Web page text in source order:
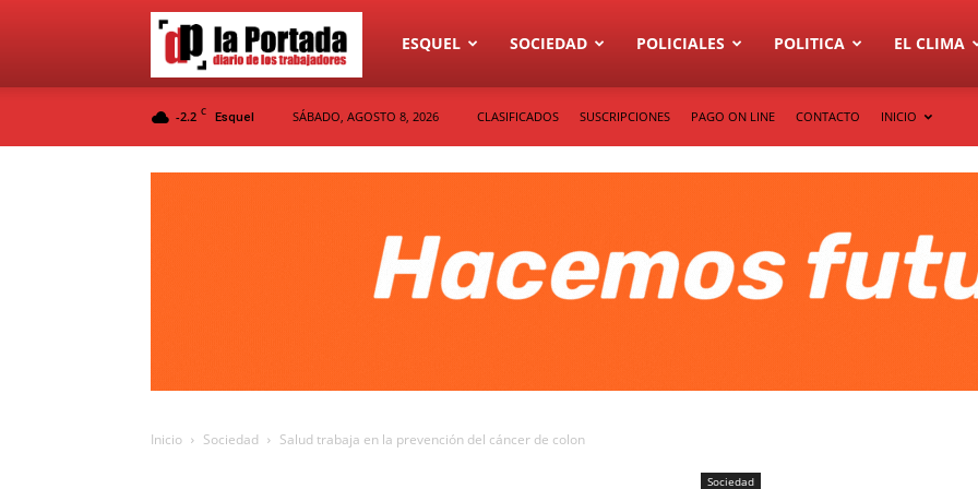
Diario
ESQUEL SOCIEDAD POLICIALES POLITICA EL CLIMA
-2.2 C Esquel SÁBADO, AGOSTO 8, 2026 CLASIFICADOS SUSCRIPCIONES PAGO ON LINE CONTACTO INICIO
Inicio Sociedad Salud trabaja en la prevención del cáncer de colon
Sociedad